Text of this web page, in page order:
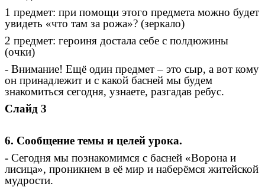
1 предмет: при помощи этого предмета можно будет
увидеть «что там за рожа»? (зеркало)
2 предмет: героиня достала себе с полдюжины
(очки)
- Внимание! Ещё один предмет – это сыр, а вот кому
он принадлежит и с какой басней мы будем
знакомиться сегодня, узнаете, разгадав ребус.
Слайд 3
6. Сообщение темы и целей урока.
- Сегодня мы познакомимся с басней «Ворона и
лисица», проникнем в её мир и наберёмся житейской
мудрости.